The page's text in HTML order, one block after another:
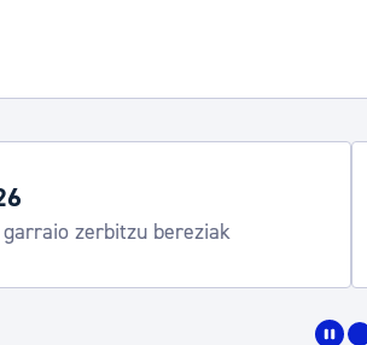
bereziak